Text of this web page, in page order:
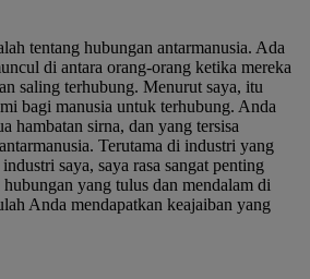
tentang hubungan antarmanusia. Ada
di antara orang-orang ketika mereka
saling terhubung. Menurut saya, itu
bagi manusia untuk terhubung. Anda
hambatan sirna, dan yang tersisa
Terutama di industri yang
saya, saya rasa sangat penting
yang tulus dan mendalam di
Anda mendapatkan keajaiban yang